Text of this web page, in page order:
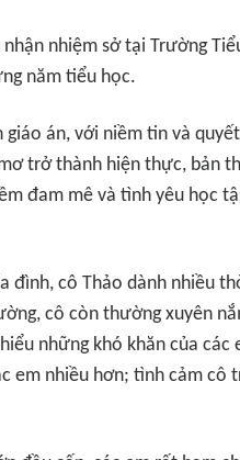
nhiệm sở tại Trường
năm tiểu học.
án, với niềm tin và
trở thành hiện thực, bản
đam mê và tình yêu học
đình, cô Thảo dành nhiều
cô còn thường xuyên
những khó khăn của các
em nhiều hơn; tình cảm cô